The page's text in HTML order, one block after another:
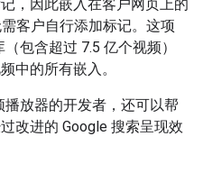
，因此嵌入在客户网页上的
客户自行添加标记。这项
包含超过 7.5 亿个视频）
中的所有嵌入。
放器的开发者，还可以帮
改进的 Google 搜索呈现效